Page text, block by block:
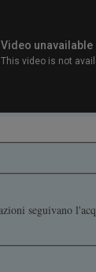
seguivano